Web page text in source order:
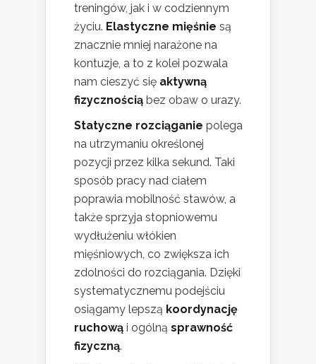
treningów, jak i w codziennym
życiu. Elastyczne mięśnie są
znacznie mniej narażone na
kontuzje, a to z kolei pozwala
nam cieszyć się aktywną
fizycznością bez obaw o urazy.
Statyczne rozciąganie polega
na utrzymaniu określonej
pozycji przez kilka sekund. Taki
sposób pracy nad ciałem
poprawia mobilność stawów, a
także sprzyja stopniowemu
wydłużeniu włókien
mięśniowych, co zwiększa ich
zdolności do rozciągania. Dzięki
systematycznemu podejściu
osiągamy lepszą koordynację
ruchową i ogólną sprawność
fizyczną.